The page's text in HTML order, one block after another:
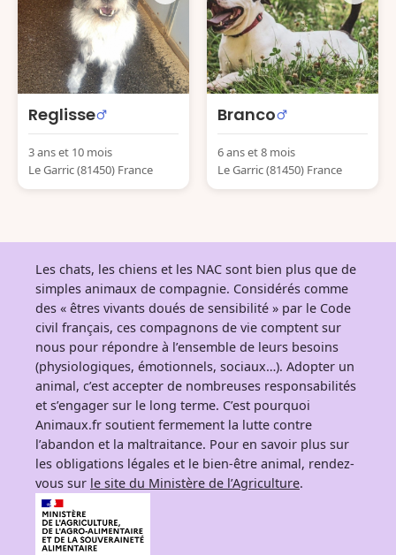
Reglisse
3 ans et 10 mois
Le Garric (81450) France
Branco
6 ans et 8 mois
Le Garric (81450) France
Les chats, les chiens et les NAC sont bien plus que de
simples animaux de compagnie. Considérés comme
des « êtres vivants doués de sensibilité » par le Code
civil français, ces compagnons de vie comptent sur
nous pour répondre à l’ensemble de leurs besoins
(physiologiques, émotionnels, sociaux…). Adopter un
animal, c’est accepter de nombreuses responsabilités
et s’engager sur le long terme. C’est pourquoi
Animaux.fr soutient fermement la lutte contre
l’abandon et la maltraitance. Pour en savoir plus sur
les obligations légales et le bien-être animal, rendez-
vous sur le site du Ministère de l’Agriculture.